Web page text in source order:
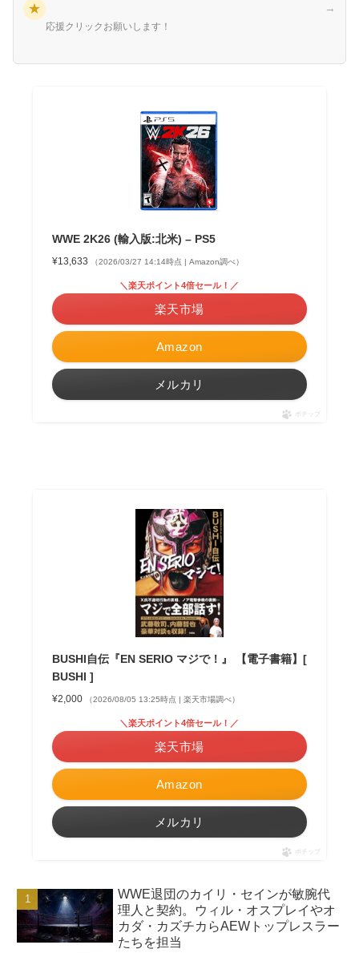
★
応援クリックお願いします！
→
WWE 2K26 (輸入版:北米) – PS5
¥13,633 （2026/03/27 14:14時点 | Amazon調べ）
Amazon
＼楽天ポイント4倍セール！／
楽天市場
メルカリ
ポチップ
BUSHI自伝『EN SERIO マジで！』 【電子書籍】[
BUSHI ]
¥2,000 （2026/08/05 13:25時点 | 楽天市場調べ）
Amazon
＼楽天ポイント4倍セール！／
楽天市場
メルカリ
ポチップ
WWE退団のカイリ・セインが敏腕代
理人と契約。ウィル・オスプレイやオ
カダ・カズチカらAEWトップレスラー
たちを担当